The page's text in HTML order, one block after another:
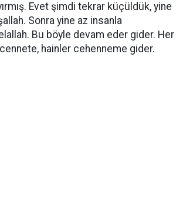
Evet şimdi tekrar küçüldük, yine
Sonra yine az insanla
Bu böyle devam eder gider. Her
hainler cehenneme gider.